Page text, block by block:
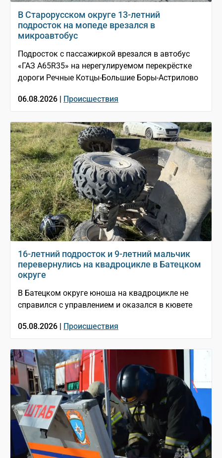
В Старорусском округе 13-летний
подросток на мопеде врезался в
микроавтобус
Подросток с пассажиркой врезался в автобус
«ГАЗ A65R35» на нерегулируемом перекрёстке
дороги Речные Котцы-Большие Боры-Астрилово
06.08.2026 | Происшествия
16-летний подросток и 9-летний мальчик
перевернулись на квадроцикле в Батецком
округе
В Батецком округе юноша на квадроцикле не
справился с управлением и оказался в кювете
05.08.2026 | Происшествия